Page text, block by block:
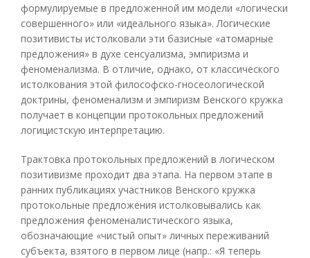
формулируемые в предложенной им модели «логически
совершенного» или «идеального языка». Логические
позитивисты истолковали эти базисные «атомарные
предложения» в духе сенсуализма, эмпиризма и
феноменализма. В отличие, однако, от классического
истолкования этой философско-гносеологической
доктрины, феноменализм и эмпиризм Венского кружка
получает в концепции протокольных предложений
логицистскую интерпретацию.
Трактовка протокольных предложений в логическом
позитивизме проходит два этапа. На первом этапе в
ранних публикациях участников Венского кружка
протокольные предложения истолковывались как
предложения феноменалистического языка,
обозначающие «чистый опыт» личных переживаний
субъекта, взятого в первом лице (напр.: «Я теперь